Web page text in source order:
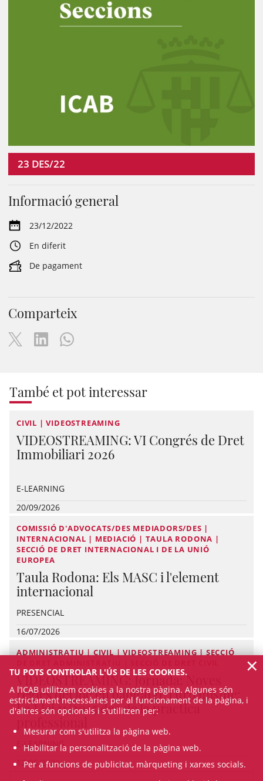
23 DES/22
Informació general
23/12/2022
En diferit
De pagament
Comparteix
També et pot interessar
CIVIL | VIDEOSTREAMING
VIDEOSTREAMING: VI Congrés de Dret
Immobiliari 2026
E-LEARNING
20/09/2026
COMISSIÓ D'ADVOCATS/DES MEDIADORS/DES |
INTERNACIONAL | MEDIACIÓ | TAULA RODONA |
SECCIÓ DE DRET INTERNACIONAL I DE LA UNIÓ
EUROPEA
Taula Rodona: Els MASC i l'element
internacional
PRESENCIAL
16/07/2026
ADMINISTRATIU | CIVIL | VIDEOSTREAMING | SECCIÓ
VIDEOSTREAMING: Jornada: Noves
regles del joc en habitatge i urbanisme:
La Llei 11/2025 des de la pràctica
E-LEARNING
12/06/2026
TU POTS CONTROLAR L'ÚS DE LES COOKIES.
A l’ICAB utilitzem cookies a la nostra pàgina. Algunes són
estrictament necessàries per al funcionament de la pàgina, i
d'altres són opcionals i s'utilitzen per:
Mesurar com s'utilitza la pàgina web.
Habilitar la personalització de la pàgina web.
Per a funcions de publicitat, màrqueting i xarxes socials.
×